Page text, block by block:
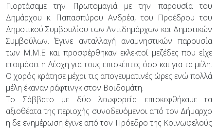
Γιορτάσαμε την Πρωτομαγιά με την παρουσία του
Δημάρχου κ. Παπασπύρου Ανδρέα, του Προέδρου του
Δημοτικού Συμβουλίου των Αντιδημάρχων και Δημοτικών
Συμβούλων. Έγινε ανταλλαγή αναμνηστικών παρουσία
των Μ.Μ.Ε. και προσφέρθηκαν εκλεκτοί μεζέδες που είχε
ετοιμάσει η Λέσχη για τους επισκέπτες όσο και για τα μέλη.
Ο χορός κράτησε μέχρι τις απογευματινές ώρες ενώ πολλά
μέλη έκαναν ράφτινγκ στον Βοιδομάτη.
Το Σάββατο με δύο λεωφορεία επισκεφθήκαμε τα
αξιοθέατα της περιοχής συνοδευόμενοι από τον Δήμαρχο
η δε ενημέρωση έγινε από τον Πρόεδρο της Κοινωφελούς